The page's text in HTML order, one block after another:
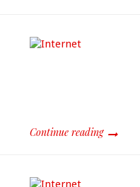
Continue reading